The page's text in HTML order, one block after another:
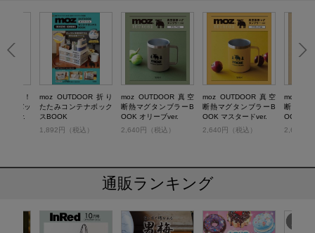
入る！
グバッ
ver.
moz OUTDOOR 折り
たたみコンテナボック
スBOOK
1,892円（税込）
moz OUTDOOR 真空
断熱マグタンブラーB
OOK オリーブver.
2,640円（税込）
moz OUTDOOR 真空
断熱マグタンブラーB
OOK マスタードver.
2,640円（税込）
moz
断熱マ
OOK ミ
2,640円
通販ランキング